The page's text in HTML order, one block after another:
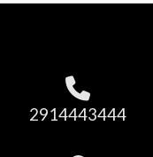
2914443444